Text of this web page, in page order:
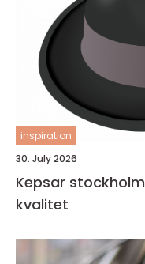
inspiration
30. July 2026
Kepsar stockholm guide till stil, funktion och
kvalitet